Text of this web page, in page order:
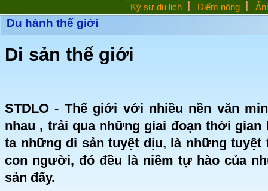
Ký sự du lịch Điểm nóng
Du hành thế giới
Di sản thế giới
STDLO - Thế giới với nhiều nền văn
nhau , trải qua những giai đoạn thời gian
ta những di sản tuyệt dịu, là những tuyệt
con người, đó đều là niềm tự hào của
sản đấy.